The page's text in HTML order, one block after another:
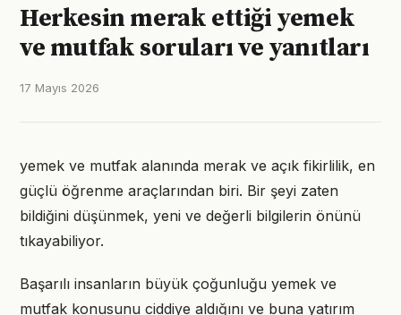
Herkesin merak ettiği yemek
ve mutfak soruları ve yanıtları
17 Mayıs 2026
yemek ve mutfak alanında merak ve açık fikirlilik, en
güçlü öğrenme araçlarından biri. Bir şeyi zaten
bildiğini düşünmek, yeni ve değerli bilgilerin önünü
tıkayabiliyor.
Başarılı insanların büyük çoğunluğu yemek ve
mutfak konusunu ciddiye aldığını ve buna yatırım